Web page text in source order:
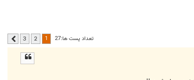
تعداد پست ها:27 1
2
3 بعدی